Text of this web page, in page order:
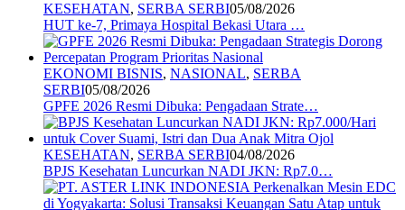
KESEHATAN, SERBA SERBI05/08/2026
HUT ke-7, Primaya Hospital Bekasi Utara …
EKONOMI BISNIS, NASIONAL, SERBA
SERBI05/08/2026
GPFE 2026 Resmi Dibuka: Pengadaan Strate…
KESEHATAN, SERBA SERBI04/08/2026
BPJS Kesehatan Luncurkan NADI JKN: Rp7.0…